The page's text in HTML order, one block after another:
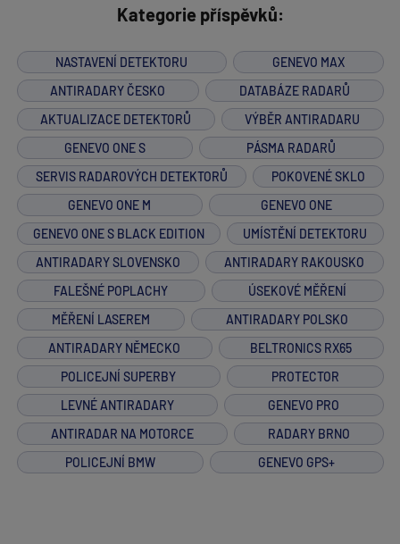
Kategorie příspěvků:
NASTAVENÍ DETEKTORU
GENEVO MAX
ANTIRADARY ČESKO
DATABÁZE RADARŮ
AKTUALIZACE DETEKTORŮ
VÝBĚR ANTIRADARU
GENEVO ONE S
PÁSMA RADARŮ
SERVIS RADAROVÝCH DETEKTORŮ
POKOVENÉ SKLO
GENEVO ONE M
GENEVO ONE
GENEVO ONE S BLACK EDITION
UMÍSTĚNÍ DETEKTORU
ANTIRADARY SLOVENSKO
ANTIRADARY RAKOUSKO
FALEŠNÉ POPLACHY
ÚSEKOVÉ MĚŘENÍ
MĚŘENÍ LASEREM
ANTIRADARY POLSKO
ANTIRADARY NĚMECKO
BELTRONICS RX65
POLICEJNÍ SUPERBY
PROTECTOR
LEVNÉ ANTIRADARY
GENEVO PRO
ANTIRADAR NA MOTORCE
RADARY BRNO
POLICEJNÍ BMW
GENEVO GPS+